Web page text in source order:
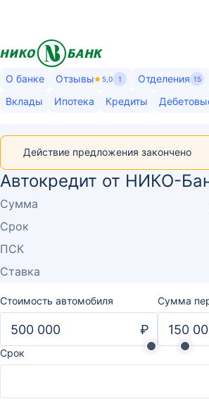
О банке Отзывы 5,0 1 Отделения 15
Вклады
Ипотека Кредиты
Действие предложения закончено
Автокредит от НИКО-
Сумма
Срок
ПСК
Ставка
Стоимость автомобиля
₽
Сумма
Срок